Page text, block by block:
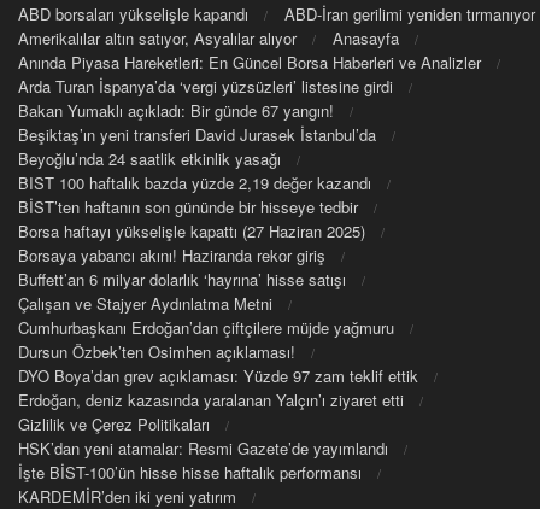
ABD borsaları yükselişle kapandı
ABD-İran gerilimi yeniden tırmanıyor
Amerikalılar altın satıyor, Asyalılar alıyor
Anasayfa
Anında Piyasa Hareketleri: En Güncel Borsa Haberleri ve Analizler
Arda Turan İspanya’da ‘vergi yüzsüzleri’ listesine girdi
Bakan Yumaklı açıkladı: Bir günde 67 yangın!
Beşiktaş’ın yeni transferi David Jurasek İstanbul’da
Beyoğlu’nda 24 saatlik etkinlik yasağı
BIST 100 haftalık bazda yüzde 2,19 değer kazandı
BİST’ten haftanın son gününde bir hisseye tedbir
Borsa haftayı yükselişle kapattı (27 Haziran 2025)
Borsaya yabancı akını! Haziranda rekor giriş
Buffett’an 6 milyar dolarlık ‘hayrına’ hisse satışı
Çalışan ve Stajyer Aydınlatma Metni
Cumhurbaşkanı Erdoğan’dan çiftçilere müjde yağmuru
Dursun Özbek’ten Osimhen açıklaması!
DYO Boya’dan grev açıklaması: Yüzde 97 zam teklif ettik
Erdoğan, deniz kazasında yaralanan Yalçın’ı ziyaret etti
Gizlilik ve Çerez Politikaları
HSK’dan yeni atamalar: Resmi Gazete’de yayımlandı
İşte BİST-100’ün hisse hisse haftalık performansı
KARDEMİR’den iki yeni yatırım